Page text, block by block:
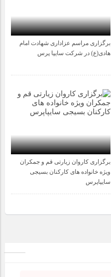
1 سال قبل
برگزاری مراسم عزاداری شهادت امام
هادی(ع) در شرکت سایپا پرس
1 سال قبل
برگزاری کاروان زیارتی قم و جمکران
ویژه خانواده های کارکنان بسیجی
سایپاپرس